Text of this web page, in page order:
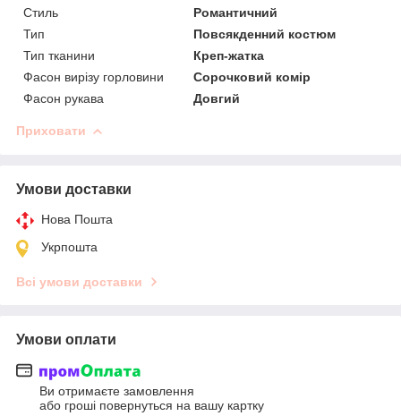
Стиль
Романтичний
Тип
Повсякденний костюм
Тип тканини
Креп-жатка
Фасон вирізу горловини
Сорочковий комір
Фасон рукава
Довгий
Приховати
Умови доставки
Нова Пошта
Укрпошта
Всі умови доставки
Умови оплати
Ви отримаєте замовлення
або гроші повернуться на вашу картку